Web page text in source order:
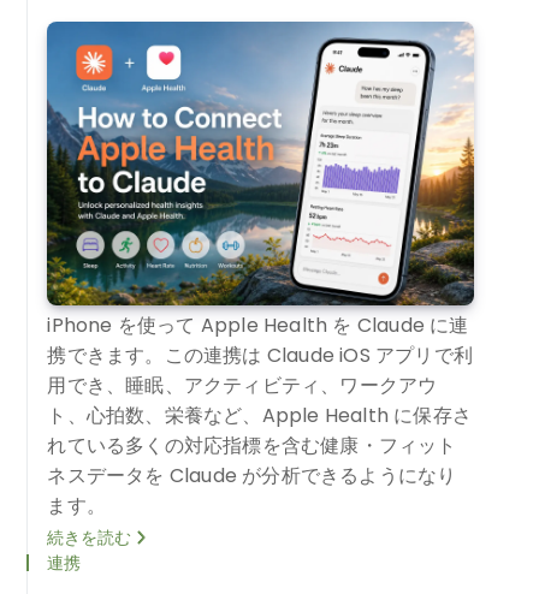
iPhone を使って Apple Health を Claude に連
携できます。この連携は Claude iOS アプリで利
用でき、睡眠、アクティビティ、ワークアウ
ト、心拍数、栄養など、Apple Health に保存さ
れている多くの対応指標を含む健康・フィット
ネスデータを Claude が分析できるようになり
ます。
続きを読む
連携